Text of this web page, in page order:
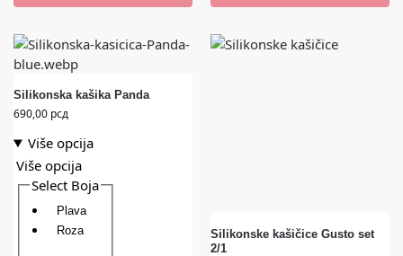
Silikonska kašika Panda
690,00 рсд
Više opcija
Više opcija
Select Boja
Plava
Roza
Silikonske kašičice Gusto set
2/1